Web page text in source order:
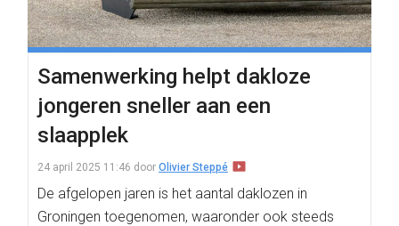
Samenwerking helpt dakloze
jongeren sneller aan een
slaapplek
24 april 2025 11:46 door Olivier Steppé
De afgelopen jaren is het aantal daklozen in
Groningen toegenomen, waaronder ook steeds